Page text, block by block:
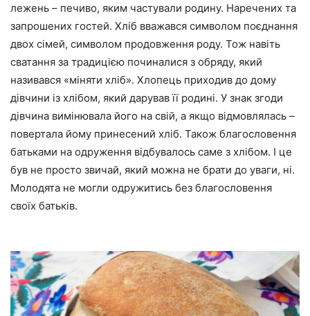
лежень – печиво, яким частували родину. Наречених та
запрошених гостей. Хліб вважався символом поєднання
двох сімей, символом продовження роду. Тож навіть
сватання за традицією починалися з обряду, який
називався «міняти хліб». Хлопець приходив до дому
дівчини із хлібом, який дарував її родині. У знак згоди
дівчина вимінювала його на свій, а якщо відмовлялась –
повертала йому принесений хліб. Також благословення
батьками на одруження відбувалось саме з хлібом. І це
був не просто звичай, який можна не брати до уваги, ні.
Молодята не могли одружитись без благословення
своїх батьків.